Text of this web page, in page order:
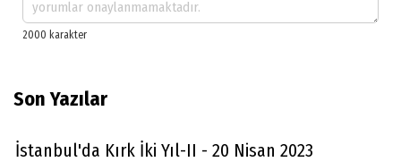
Son Yazılar
İstanbul'da Kırk İki Yıl-II - 20 Nisan 2023